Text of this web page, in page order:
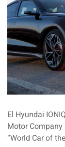
El Hyundai
Motor
“World Car of